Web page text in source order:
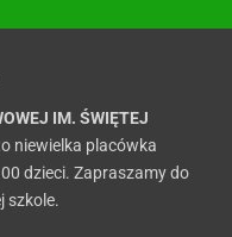
IM. ŚWIĘTEJ
niewielka placówka
dzieci. Zapraszamy do
szkole.